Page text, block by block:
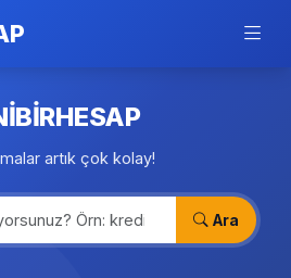
artık çok kolay!
Ara